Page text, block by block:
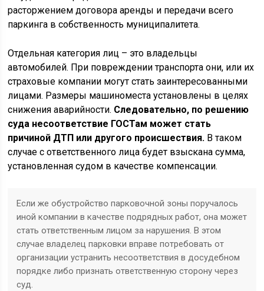
расторжением договора аренды и передачи всего
паркинга в собственность муниципалитета.
Отдельная категория лиц – это владельцы
автомобилей. При повреждении транспорта они, или их
страховые компании могут стать заинтересованными
лицами. Размеры машиноместа установлены в целях
снижения аварийности. Следовательно, по решению
суда несоответствие ГОСТам может стать
причиной ДТП или другого происшествия. В таком
случае с ответственного лица будет взыскана сумма,
установленная судом в качестве компенсации.
Если же обустройство парковочной зоны поручалось
иной компании в качестве подрядных работ, она может
стать ответственным лицом за нарушения. В этом
случае владелец парковки вправе потребовать от
организации устранить несоответствия в досудебном
порядке либо признать ответственную сторону через
суд.